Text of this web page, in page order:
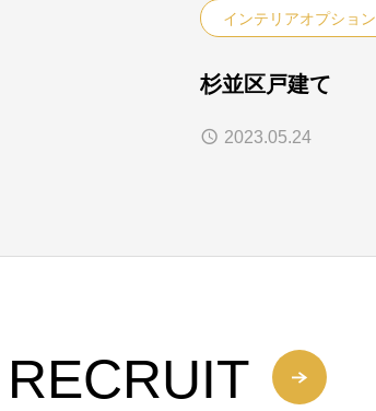
インテリアオプション
杉並区戸建て
2023.05.24
RECRUIT